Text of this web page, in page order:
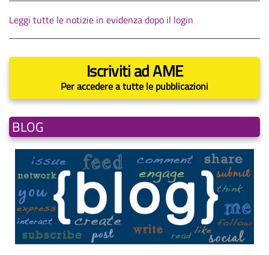
Leggi tutte le notizie in evidenza dopo il login
Iscriviti ad AME
Per accedere a tutte le pubblicazioni
BLOG